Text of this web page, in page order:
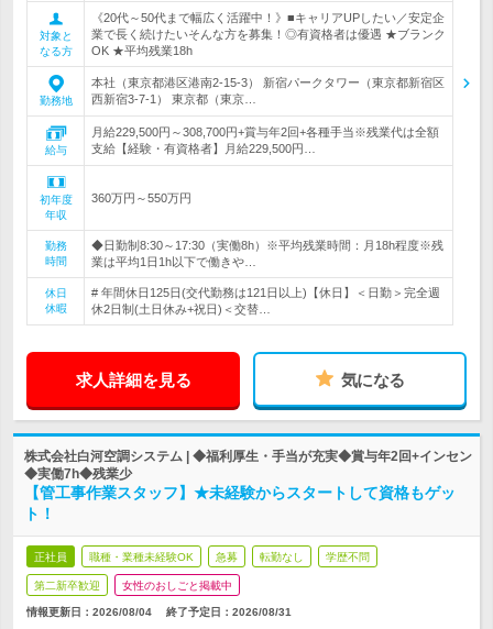
対象と
なる方
《20代～50代まで幅広く活躍中！》■キャリアUPしたい／安定企
業で長く続けたいそんな方を募集！◎有資格者は優遇 ★ブランク
OK ★平均残業18h
勤務地
本社（東京都港区港南2-15-3） 新宿パークタワー（東京都新宿区
西新宿3-7-1） 東京都（東京…
給与
月給229,500円～308,700円+賞与年2回+各種手当※残業代は全額
支給【経験・有資格者】月給229,500円…
初年度
年収
360万円～550万円
勤務
時間
◆日勤制8:30～17:30（実働8h）※平均残業時間：月18h程度※残
業は平均1日1h以下で働きや…
休日
休暇
# 年間休日125日(交代勤務は121日以上)【休日】＜日勤＞完全週
休2日制(土日休み+祝日)＜交替…
求人詳細を見る 気になる
株式会社白河空調システム | ◆福利厚生・手当が充実◆賞与年2回+インセン
◆実働7h◆残業少
【管工事作業スタッフ】★未経験からスタートして資格もゲッ
ト！
正社員 職種・業種未経験OK 急募 転勤なし 学歴不問
第二新卒歓迎 女性のおしごと掲載中
情報更新日：2026/08/04 終了予定日： 2026/08/31